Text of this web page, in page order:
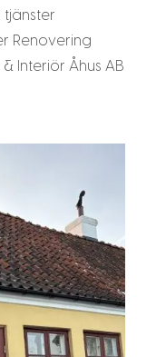
tjänster
Renovering
Interiör Åhus AB